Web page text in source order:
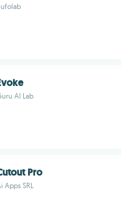
AI Lab
Pro
Apps SRL